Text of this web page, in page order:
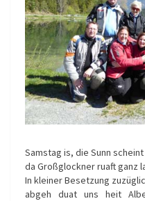
Samstag is, die Sunn
da Großglockner ruaft ganz
In kleiner Besetzung
abgeh duat uns heit